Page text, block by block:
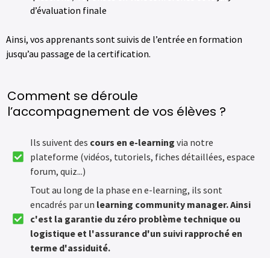
d’évaluation finale
Ainsi, vos apprenants sont suivis de l’entrée en formation
jusqu’au passage de la certification.
Comment se déroule
l’accompagnement de vos élèves ?
Ils suivent des cours en e-learning via notre
plateforme (vidéos, tutoriels, fiches détaillées, espace
forum, quiz...)
Tout au long de la phase en e-learning, ils sont
encadrés par un learning community manager. Ainsi
c'est la garantie du zéro problème technique ou
logistique et l'assurance d'un suivi rapproché en
terme d'assiduité.